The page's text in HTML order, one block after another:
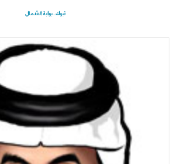
تبوك.. بوابة الشمال